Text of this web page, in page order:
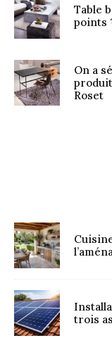
Table
points
On a
Roset
trois